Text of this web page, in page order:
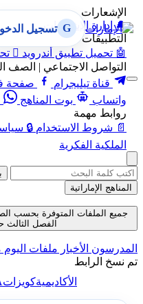
الإشعارات
🔔 إدارة الإشعارات
التطبيقات
🤖 تحميل تطبيق أندرويد 
التواصل الاجتماعي | الصف
قناة تيليجرام
صفحة
واتساب
بوت المناهج
روابط مهمة
📄 شروط الاستخدام 🔒
الملكية الفكرية
G تسجيل
المناهج الإماراتية
جميع الملفات المتوفرة بحسب
الفصل الثالث حتى
المدرسون الأخبار ملفات اليوم
تم نسخ الرابط
الأكاديميةكويزات